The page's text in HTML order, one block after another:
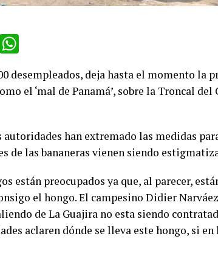
Twitter
desempleados, deja hasta el momento la
el ‘mal de Panamá’, sobre la Troncal
autoridades han extremado las medidas
de las bananeras vienen siendo
están preocupados ya que, al parecer,
el hongo. El campesino Didier
de La Guajira no esta siendo
aclaren dónde se lleva este hongo, si